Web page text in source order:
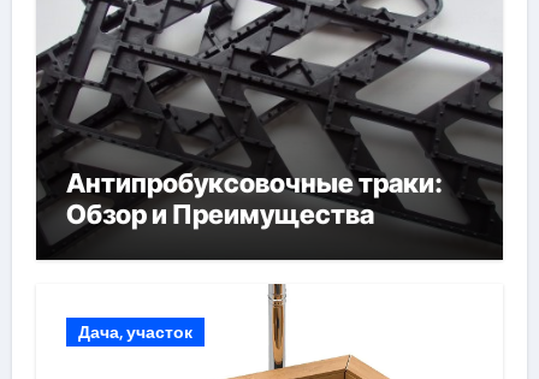
Антипробуксовочные траки:
Обзор и Преимущества
Дача, участок